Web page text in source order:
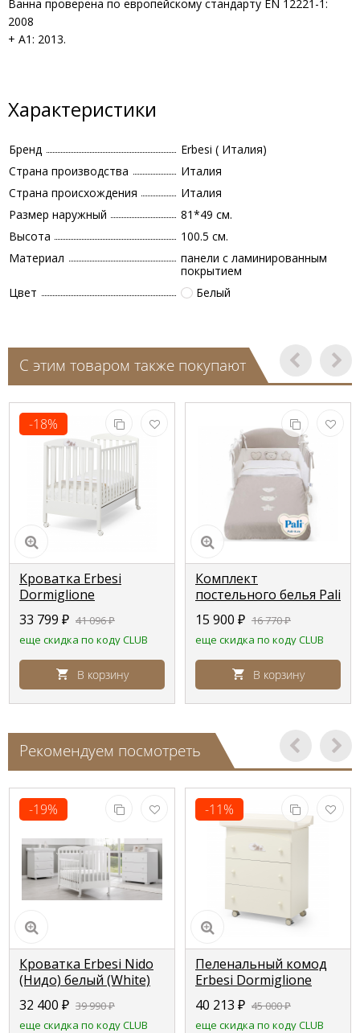
Ванна проверена по европейскому стандарту EN 12221-1:
2008
+ A1: 2013.
Характеристики
Бренд
Erbesi ( Италия)
Страна производства
Италия
Страна происхождения
Италия
Размер наружный
81*49 см.
Высота
100.5 см.
Материал
панели с ламинированным
покрытием
Цвет
Белый
С этим товаром также покупают
-18%
Кроватка Erbesi
Dormiglione
(Дормиглионе) белый
(White)
33 799 ₽ 41 096₽
еще скидка по коду CLUB
В корзину
Комплект
постельного белья Pali
Birillo (Бирилло)
15 900 ₽ 16 770₽
еще скидка по коду CLUB
В корзину
Рекомендуем посмотреть
-19%
Кроватка Erbesi Nido
(Нидо) белый (White)
32 400 ₽ 39 990₽
еще скидка по коду CLUB
-11%
Пеленальный комод
Erbesi Dormiglione
(Дормиглионе)
слоновая кость (Ivory)
40 213 ₽ 45 000₽
еще скидка по коду CLUB